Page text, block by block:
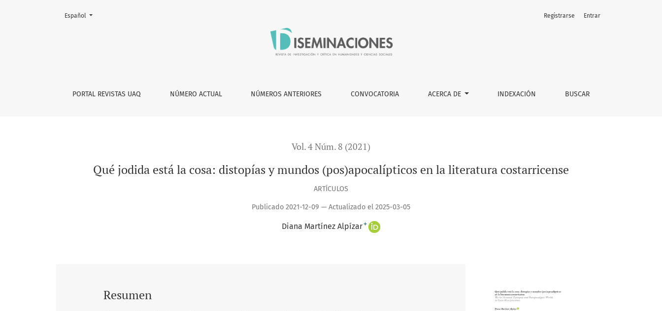
Qué jodida está la cosa: distopías y mundos (pos)apocalípticos en la literatura costarricense
PORTAL REVISTAS UAQ NÚMERO ACTUAL NÚMEROS ANTERIORES CONVOCATORIA ACERCA DE INDEXACIÓN BUSCAR
Registrarse Entrar
Cambiar el idioma. El actual es:
Español
Vol. 4 Núm. 8 (2021)
Qué jodida está la cosa: distopías y mundos (pos)apocalípticos en la literatura costarricense
ARTÍCULOS
Publicado 2021-12-09 — Actualizado el 2025-03-05
Diana Martínez Alpízar+
Resumen